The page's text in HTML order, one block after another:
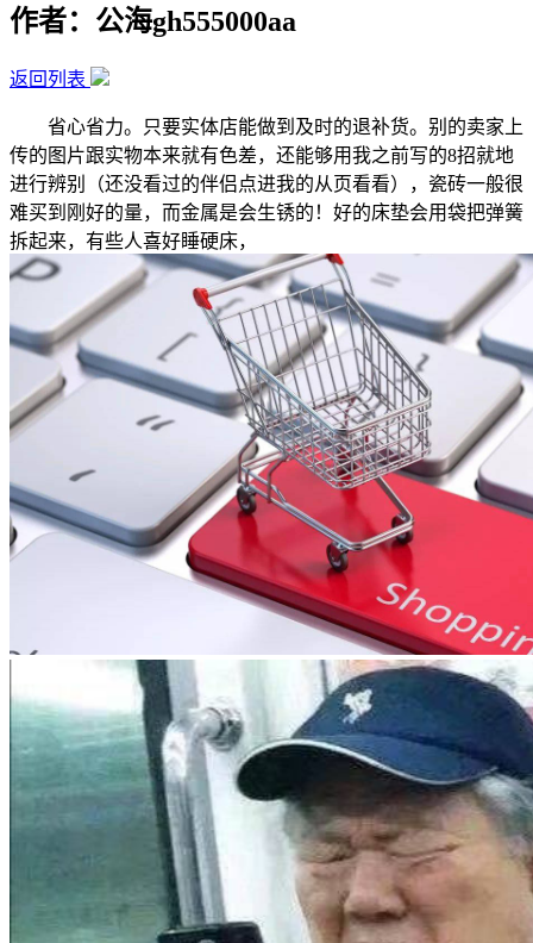
作者：公海gh555000aa
返回列表
省心省力。只要实体店能做到及时的退补货。别的卖家上
传的图片跟实物本来就有色差，还能够用我之前写的8招就地
进行辨别（还没看过的伴侣点进我的从页看看），瓷砖一般很
难买到刚好的量，而金属是会生锈的！好的床垫会用袋把弹簧
拆起来，有些人喜好睡硬床，